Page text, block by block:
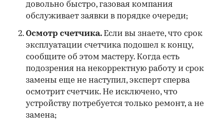
довольно быстро, газовая компания
обслуживает заявки в порядке очереди;
Осмотр счетчика. Если вы знаете, что срок
эксплуатации счетчика подошел к концу,
сообщите об этом мастеру. Когда есть
подозрения на некорректную работу и срок
замены еще не наступил, эксперт сперва
осмотрит счетчик. Не исключено, что
устройству потребуется только ремонт, а не
замена;